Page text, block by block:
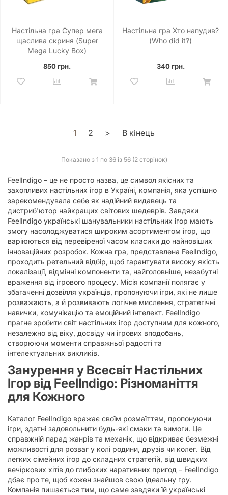
Настільна гра Супер мега
щаслива скриня (Super
Mega Lucky Box)
850 грн.
Настільна гра Хто напудив?
(Who did it?)
340 грн.
1 2 > В кінець
Показано з 1 по 36 із 56 (2 сторінок)
FeelIndigo – це не просто назва, це символ якісних та
захопливих настільних ігор в Україні, компанія, яка успішно
зарекомендувала себе як надійний видавець та
дистриб'ютор найкращих світових шедеврів. Завдяки
FeelIndigo українські шанувальники настільних ігор мають
змогу насолоджуватися широким асортиментом ігор, що
варіюються від перевіреної часом класики до найновіших
інноваційних розробок. Кожна гра, представлена FeelIndigo,
проходить ретельний відбір, щоб гарантувати високу якість
локалізації, відмінні компоненти та, найголовніше, незабутні
враження від ігрового процесу. Місія компанії полягає у
збагаченні дозвілля українців, пропонуючи ігри, які не лише
розважають, а й розвивають логічне мислення, стратегічні
навички, комунікацію та емоційний інтелект. FeelIndigo
прагне зробити світ настільних ігор доступним для кожного,
незалежно від віку, досвіду чи ігрових вподобань,
створюючи моменти справжньої радості та
інтелектуальних викликів.
Занурення у Всесвіт Настільних
Ігор від FeelIndigo: Різноманіття
для Кожного
Каталог FeelIndigo вражає своїм розмаїттям, пропонуючи
ігри, здатні задовольнити будь-які смаки та вимоги. Це
справжній парад жанрів та механік, що відкриває безмежні
можливості для розваг у колі родини, друзів чи колег. Від
легких сімейних ігор до складних стратегій, від швидких
вечіркових хітів до глибоких наративних пригод – FeelIndigo
дбає про те, щоб кожен знайшов свою ідеальну гру.
Компанія пишається тим, що саме завдяки їй українські